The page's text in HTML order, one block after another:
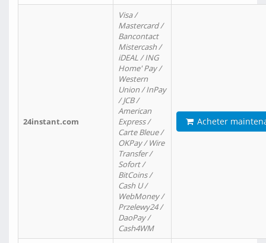
24instant.com
Visa /
Mastercard /
Bancontact
Mistercash /
iDEAL / ING
Home' Pay /
Western
Union / InPay
/ JCB /
American
Express /
Carte Bleue /
OKPay / Wire
Transfer /
Sofort /
BitCoins /
Cash U /
WebMoney /
Przelewy24 /
DaoPay /
Cash4WM
Acheter